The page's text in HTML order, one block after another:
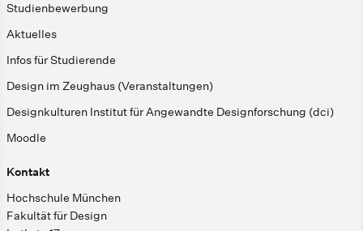
Studienbewerbung
Aktuelles
Infos für Studierende
Design im Zeughaus (Veranstaltungen)
Designkulturen Institut für Angewandte Designforschung (dci)
Moodle
Kontakt
Hochschule München
Fakultät für Design